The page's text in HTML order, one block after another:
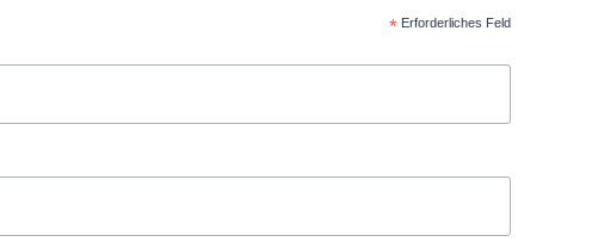
*Erforderliches Feld